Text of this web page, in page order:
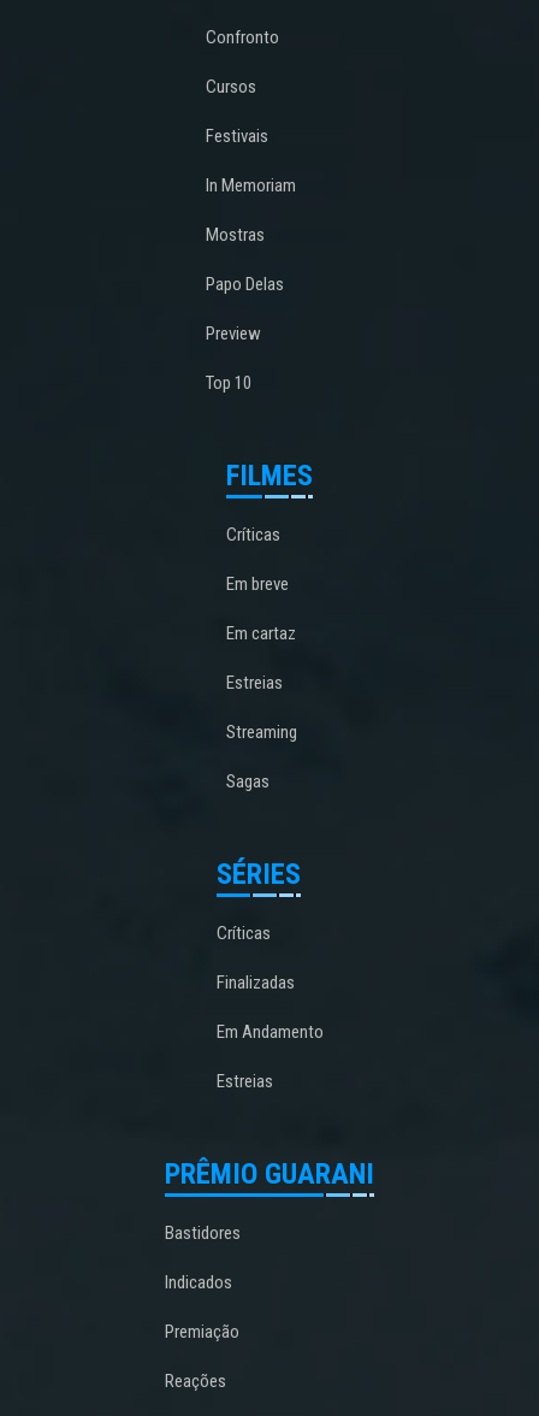
Confronto
Cursos
Festivais
In Memoriam
Mostras
Papo Delas
Preview
Top 10
FILMES
Críticas
Em breve
Em cartaz
Estreias
Streaming
Sagas
SÉRIES
Críticas
Finalizadas
Em Andamento
Estreias
PRÊMIO GUARANI
Bastidores
Indicados
Premiação
Reações